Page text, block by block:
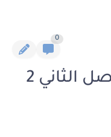
0
رواية ملف اسود الفصل الثاني 2